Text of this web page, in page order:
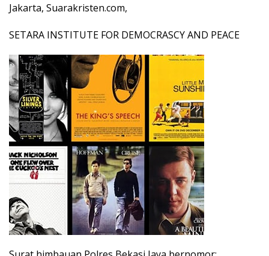
Jakarta, Suarakristen.com,
SETARA INSTITUTE FOR DEMOCRASCY AND PEACE